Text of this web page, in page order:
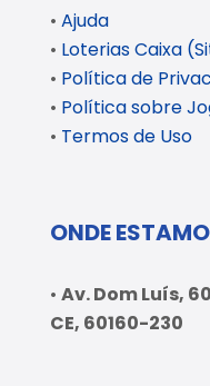
• Ajuda
• Loterias Caixa
• Política de
• Política sobre
• Termos de Uso
ONDE
• Av. Dom Luís,
CE, 60160-230